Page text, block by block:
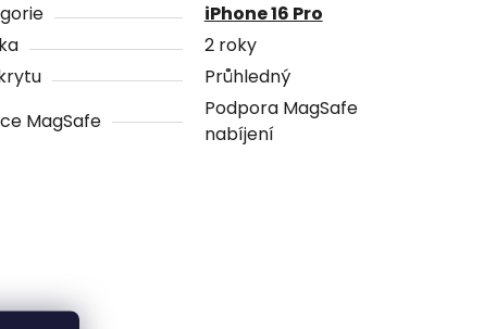
iPhone 16 Pro
2 roky
Průhledný
MagSafe
Podpora MagSafe
nabíjení